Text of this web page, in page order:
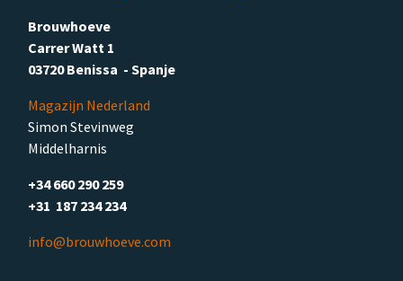
Brouwhoeve
Carrer Watt 1
03720 Benissa - Spanje
Magazijn Nederland
Simon Stevinweg
Middelharnis
+34 660 290 259
+31 187 234 234
info@brouwhoeve.com